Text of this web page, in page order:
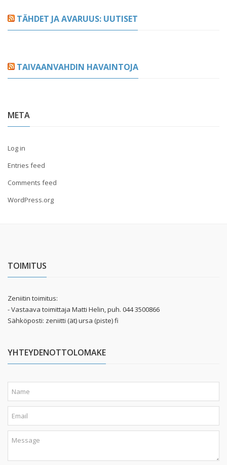
TÄHDET JA AVARUUS: UUTISET
TAIVAANVAHDIN HAVAINTOJA
META
Log in
Entries feed
Comments feed
WordPress.org
TOIMITUS
Zeniitin toimitus:
- Vastaava toimittaja Matti Helin, puh. 044 3500866
Sähköposti: zeniitti (ät) ursa (piste) fi
YHTEYDENOTTOLOMAKE